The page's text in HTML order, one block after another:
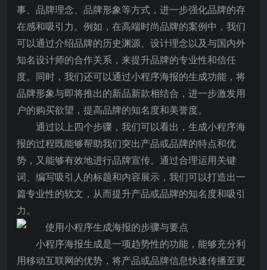
事、品牌理念、品牌形象等方式，进一步强化品牌的存
在感和吸引力。例如，在高端时尚品牌的案例中，我们
可以通过介绍品牌的历史渊源、设计理念以及与国内外
知名设计师的合作关系，来提升品牌的专业性和信任
度。同时，我们还可以通过小程序海报的生成功能，将
品牌形象与即将推出的新品新款相结合，进一步激发用
户的购买欲望，提高品牌的知名度和美誉度。
通过以上四个步骤，我们可以看出，生成小程序海
报的过程既能够帮助我们突出产品或品牌的特点和优
势，又能够有效地进行品牌宣传。通过合理运用关键
词、编写吸引人的标题和内容展示，我们可以打造出一
篇专业性的软文，从而提升产品或品牌的知名度和吸引
力。
小程序海报生成是一项趋势性的功能，能够充分利
用移动互联网的优势，将产品或品牌信息快速传播至更